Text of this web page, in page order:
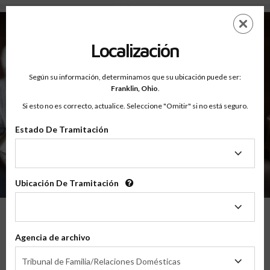
Sobre - Testimonios
EN
Decir
Localización
Según su información, determinamos que su ubicación puede ser:
Franklin, Ohio.
Si esto no es correcto, actualice. Seleccione "Omitir" si no está seguro.
Estado De Tramitación
Tramitación
Ubicación De Tramitación
Tramitación
Agencia de archivo
Tribunal de Familia/Relaciones Domésticas
de